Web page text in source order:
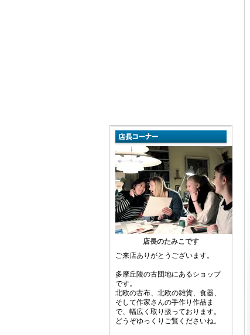
店長のたみこです
ご来店ありがとうございます。
多摩丘陵の古団地にあるショップ
です。
北欧の古布、北欧の雑貨、食器、
そして作家さんの手作り作品ま
で、幅広く取り扱っております。
どうぞゆっくりご覧くださいね。